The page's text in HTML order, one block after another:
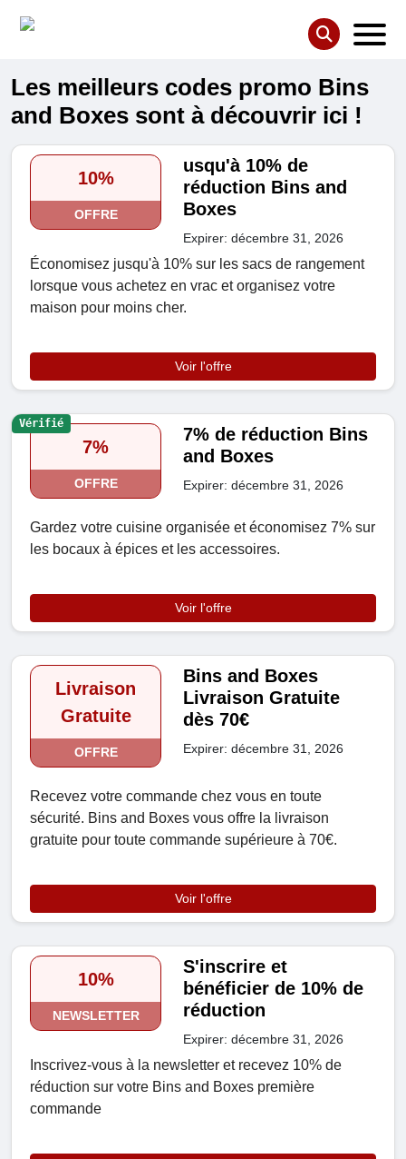
Les meilleurs codes promo Bins
and Boxes sont à découvrir ici !
10%
OFFRE
usqu'à 10% de
réduction Bins and
Boxes
Expirer: décembre 31, 2026
Économisez jusqu'à 10% sur les sacs de rangement
lorsque vous achetez en vrac et organisez votre
maison pour moins cher.
Voir l'offre
7%
OFFRE
7% de réduction Bins
and Boxes
Expirer: décembre 31, 2026
Gardez votre cuisine organisée et économisez 7% sur
les bocaux à épices et les accessoires.
Voir l'offre
Vérifié
Livraison
Gratuite
OFFRE
Bins and Boxes
Livraison Gratuite
dès 70€
Expirer: décembre 31, 2026
Recevez votre commande chez vous en toute
sécurité. Bins and Boxes vous offre la livraison
gratuite pour toute commande supérieure à 70€.
Voir l'offre
10%
NEWSLETTER
S'inscrire et
bénéficier de 10% de
réduction
Expirer: décembre 31, 2026
Inscrivez-vous à la newsletter et recevez 10% de
réduction sur votre Bins and Boxes première
commande